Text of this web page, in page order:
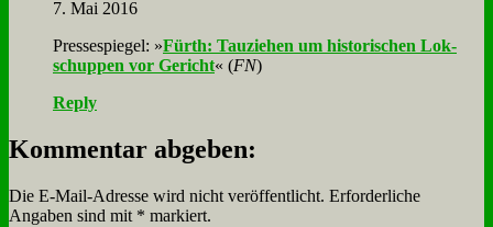
7. Mai 2016
Pres­se­spie­gel: »Fürth: Tau­zie­hen um hi­sto­ri­schen Lok­
schup­pen vor Ge­richt« (FN)
Reply
Kommentar abgeben:
Die E-Mail-Adresse wird nicht veröffentlicht. Erforderliche
Angaben sind mit * markiert.